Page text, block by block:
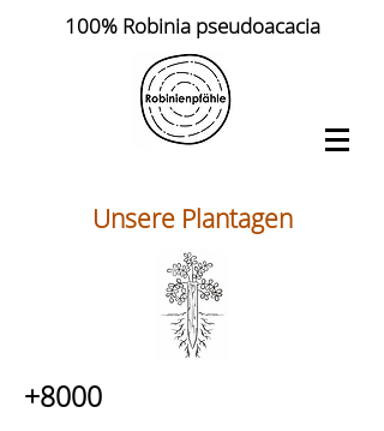
100% Robinia pseudoacacia
Unsere Plantagen
+8000